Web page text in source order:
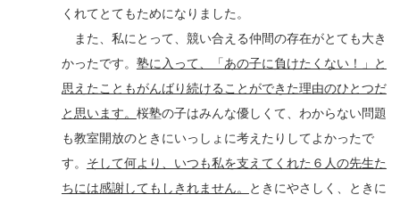
くれてとてもためになりました。
また、私にとって、競い合える仲間の存在がとても大き
かったです。 塾に入って、「あの子に負けたくない！」と
思えたこともがんばり続けることができた理由のひとつだ
と思います。 桜塾の子はみんな優しくて、わからない問題
も教室開放のときにいっしょに考えたりしてよかったで
す。 そして何より、いつも私を支えてくれた６人の先生た
ちには感謝してもしきれません。
ときにやさしく、ときに